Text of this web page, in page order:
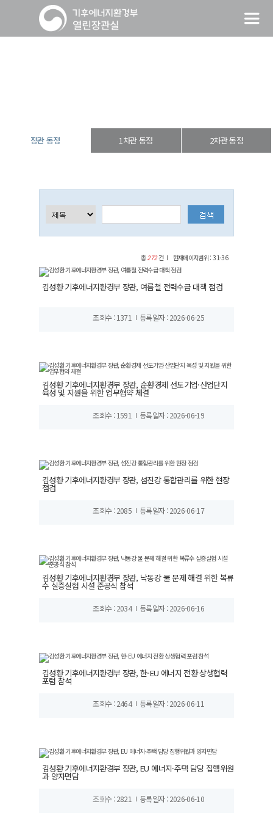
장관 동정 1차관 동정 2차관 동정
총272건 현재페이지범위 : 31-36
김성환 기후에너지환경부 장관, 여름철 전력수급 대책 점검
조회수 : 1371 등록일자 : 2026-06-25
김성환 기후에너지환경부 장관, 순환경제 선도기업·산업단지
육성 및 지원을 위한 업무협약 체결
조회수 : 1591 등록일자 : 2026-06-19
김성환 기후에너지환경부 장관, 섬진강 통합관리를 위한 현장
점검
조회수 : 2085 등록일자 : 2026-06-17
김성환 기후에너지환경부 장관, 낙동강 물 문제 해결 위한 복류
수 실증실험 시설 준공식 참석
조회수 : 2034 등록일자 : 2026-06-16
김성환 기후에너지환경부 장관, 한-EU 에너지 전환 상생협력
포럼 참석
조회수 : 2464 등록일자 : 2026-06-11
김성환 기후에너지환경부 장관, EU 에너지·주택 담당 집행위원
과 양자면담
조회수 : 2821 등록일자 : 2026-06-10